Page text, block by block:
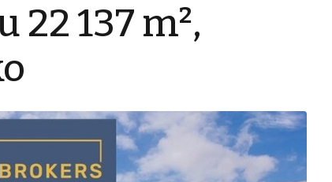
137 m²,